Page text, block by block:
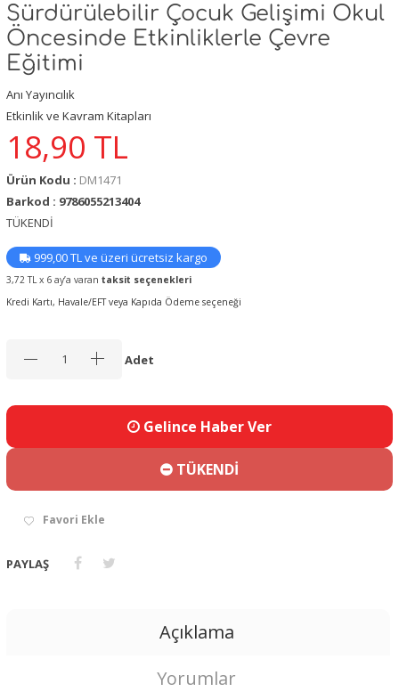
Sürdürülebilir Çocuk Gelişimi Okul
Öncesinde Etkinliklerle Çevre
Eğitimi
Anı Yayıncılık
Etkinlik ve Kavram Kitapları
18,90 TL
Ürün Kodu : DM1471
Barkod : 9786055213404
TÜKENDİ
999,00 TL ve üzeri ücretsiz kargo
3,72 TL x 6 ay’a varan taksit seçenekleri
Kredi Kartı, Havale/EFT veya Kapıda Ödeme seçeneği
Adet
Gelince Haber Ver
TÜKENDİ
Favori Ekle
PAYLAŞ
Açıklama
Yorumlar